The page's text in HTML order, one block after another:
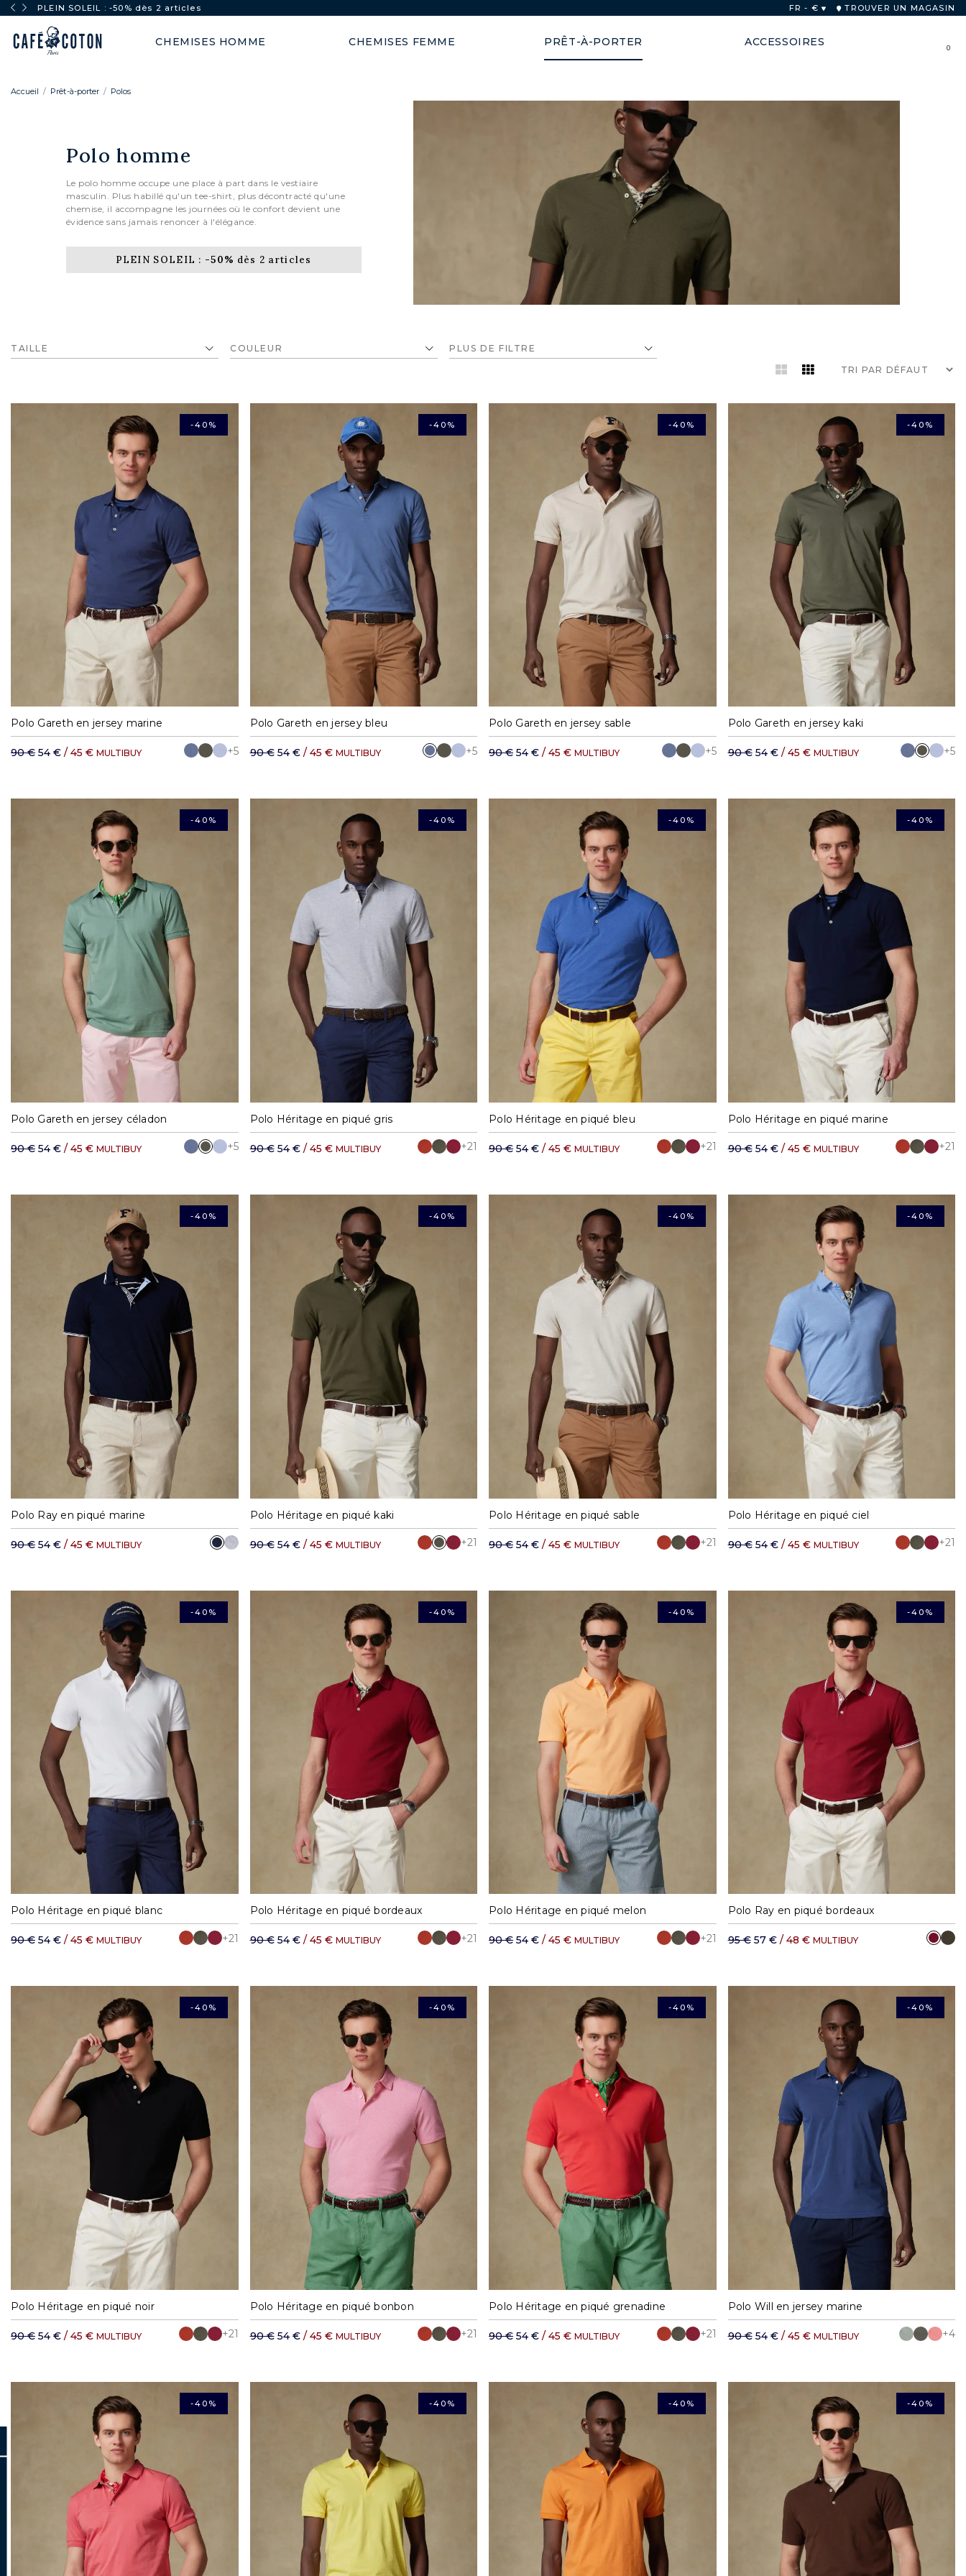
PLEIN SOLEIL : -50% dès 2 articles FR - € TROUVER UN MAGASIN
CHEMISES HOMME CHEMISES FEMME PRÊT-À-PORTER ACCESSOIRES 0
Accueil Prêt-à-porter Polos
Polo homme
Le polo homme occupe une place à part dans le vestiaire
masculin. Plus habillé qu'un tee-shirt, plus décontracté qu'une
chemise, il accompagne les journées où le confort devient une
évidence sans jamais renoncer à l'élégance.
PLEIN SOLEIL : -50% dès 2 articles
POLOS EN PIQUÉ
TAILLE PLUS DE FILTRE
-40%
S M L XL
Polo Gareth en jersey marine
90 € 54 € / 45 € MULTIBUY +5
-40%
S M L XL
Polo Gareth en jersey bleu
90 € 54 €/ 45 € MULTIBUY +5
-40%
S M L XL
Polo Gareth en jersey sable
90 € 54 € / 45 € MULTIBUY +5
-40%
S M L
Polo Gareth en jersey kaki
90 € 54 €/ 45 € MULTIBUY +5
-40%
S M L XL
Polo Gareth en jersey céladon
90 € 54 € / 45 € MULTIBUY +5
-40%
S M L XL
Polo Héritage en piqué gris
90 € 54 €/ 45 € MULTIBUY +21
-40%
S M L XL
Polo Héritage en piqué bleu
90 € 54 € / 45 € MULTIBUY +21
-40%
S M L XL
Polo Héritage en piqué marine
90 € 54 €/ 45 € MULTIBUY +21
-40%
S M L
Polo Ray en piqué marine
90 € 54 € / 45 € MULTIBUY
-40%
S M L XL
Polo Héritage en piqué kaki
90 € 54 €/ 45 € MULTIBUY +21
-40%
S M L XL
Polo Héritage en piqué sable
90 € 54 € / 45 € MULTIBUY +21
-40%
S M L XL
Polo Héritage en piqué ciel
90 € 54 €/ 45 € MULTIBUY +21
-40%
S M L XL
Polo Héritage en piqué blanc
90 € 54 € / 45 € MULTIBUY +21
-40%
S M L XL XXL
Polo Héritage en piqué bordeaux
90 € 54 €/ 45 € MULTIBUY +21
-40%
S M L XL
Polo Héritage en piqué melon
90 € 54 € / 45 € MULTIBUY +21
-40%
S M L XL
Polo Ray en piqué bordeaux
95 € 57 €/ 48 € MULTIBUY
-40%
S M L XL
Polo Héritage en piqué noir
90 € 54 € / 45 € MULTIBUY +21
-40%
S M L XL XXL
Polo Héritage en piqué bonbon
90 € 54 €/ 45 € MULTIBUY +21
-40%
S M L XL XXL
Polo Héritage en piqué grenadine
90 € 54 € / 45 € MULTIBUY +21
-40%
S M L
Polo Will en jersey marine
90 € 54 €/ 45 € MULTIBUY +4
-40% -40% -40% -40%